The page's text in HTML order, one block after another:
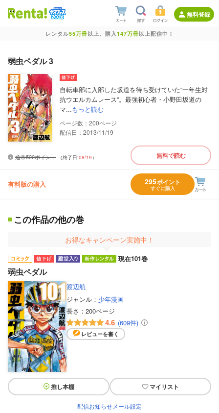
無料登録
レンタル55万冊以上、購入147万冊以上配信中！
弱虫ペダル 3
自転車部に入部した坂道を待ち受けていた“一年生対
抗ウエルカムレース”。最強初心者・小野田坂道の
マ...もっと読む
200
配信日：2013/11/19
通常590ポイント （終了日:08/19） 無料で読む
有料版の購入 295ポイント
すぐに購入
この作品の他の巻
お得なキャンペーン実施中！
現在101巻
弱虫ペダル
渡辺航
ジャンル： 少年漫画
長さ： 200ページ
4.6 (609件)
レビューを書く
推し本棚 マイリスト
配信お知らせメール設定